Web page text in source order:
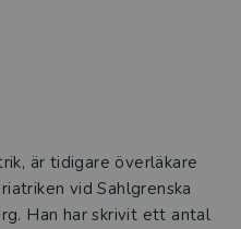
är tidigare överläkare
vid Sahlgrenska
Han har skrivit ett antal